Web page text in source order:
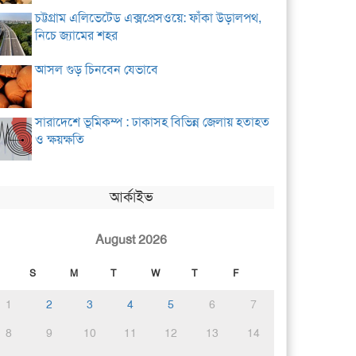
চট্টগ্রাম এলিভেটেড এক্সপ্রেসওয়ে: ফাঁকা উড়ালপথ,
নিচে জ্যামের শহর
আসল গুড় চিনবেন যেভাবে
সারাদেশে ভূমিকম্প : ঢাকাসহ বিভিন্ন জেলায় হতাহত
ও ক্ষয়ক্ষতি
আর্কাইভ
August 2026
S M T W T F
1 2 3 4 5 6
7
8
9 10 11 12 13
14